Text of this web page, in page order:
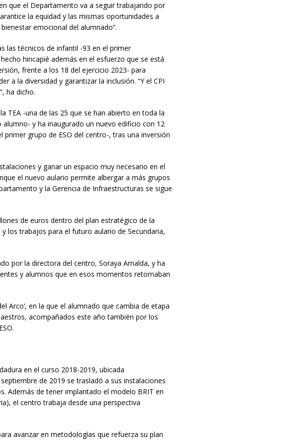
que el Departamento va a seguir trabajando por
la equidad y las mismas oportunidades a
emocional del alumnado”.
las técnicos de infantil -93 en el primer
hincapié además en el esfuerzo que se está
frente a los 18 del ejercicio 2023- para
a la diversidad y garantizar la inclusión. “Y el CPI
ha dicho.
TEA -una de las 25 que se han abierto en toda la
y ha inaugurado un nuevo edificio con 12
grupo de ESO del centro-, tras una inversión
y ganar un espacio muy necesario en el
el nuevo aulario permite albergar a más grupos
y la Gerencia de Infraestructuras se sigue
de euros dentro del plan estratégico de la
los trabajos para el futuro aulario de Secundaria,
por la directora del centro, Soraya Arnalda, y ha
y alumnos que en esos momentos retomaban
Arco’, en la que el alumnado que cambia de etapa
acompañados este año también por los
en el curso 2018-2019, ubicada
de 2019 se trasladó a sus instalaciones
Además de tener implantado el modelo BRIT en
el centro trabaja desde una perspectiva
avanzar en metodologías que refuerza su plan